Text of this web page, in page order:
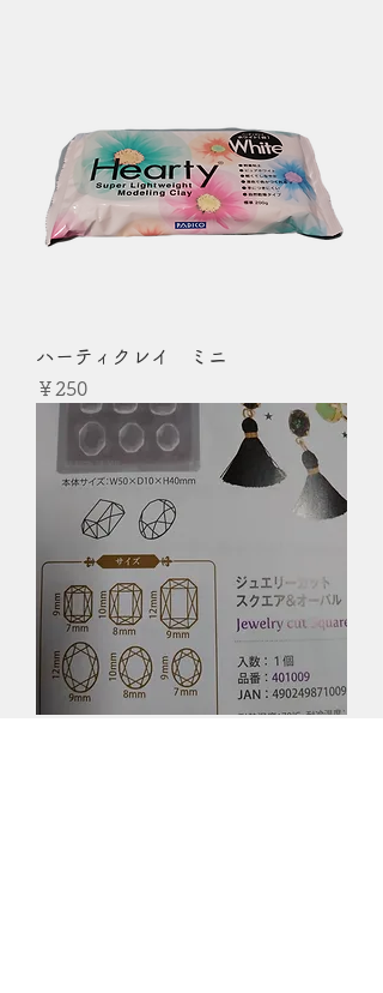
ハーティクレイ ミニ
価格
￥250